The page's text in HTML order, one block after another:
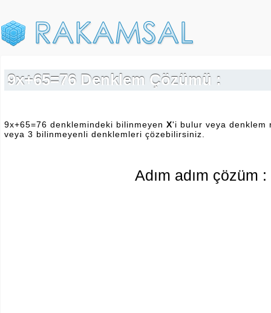
9x+65=76 Denklem Çözümü :
9x+65=76 denklemindeki bilinmeyen X'i bulur veya denklem
veya 3 bilinmeyenli denklemleri çözebilirsiniz.
Adım adım çözüm :